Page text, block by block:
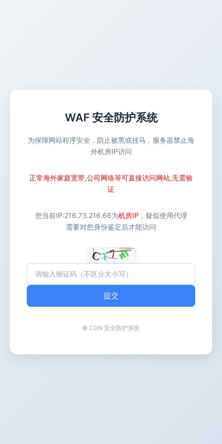
WAF 安全防护系统
为保障网站程序安全，防止被黑或挂马，服务器禁止海
外机房IP访问
正常海外家庭宽带,公司网络等可直接访问网站,无需验
证
您当前IP:216.73.216.66为机房IP ，疑似使用代理
需要对您身份鉴定后才能访问
提交
© CDN 安全防护系统